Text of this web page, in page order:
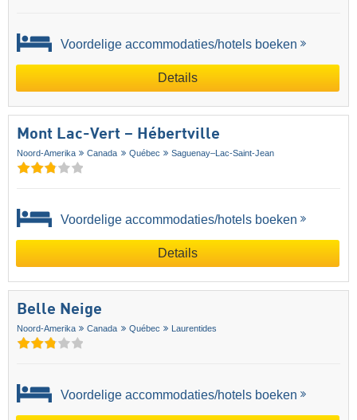
Voordelige accommodaties/hotels boeken
Details
Mont Lac-Vert – Hébertville
Noord-Amerika Canada Québec Saguenay–Lac-Saint-Jean
Voordelige accommodaties/hotels boeken
Details
Belle Neige
Noord-Amerika Canada Québec Laurentides
Voordelige accommodaties/hotels boeken